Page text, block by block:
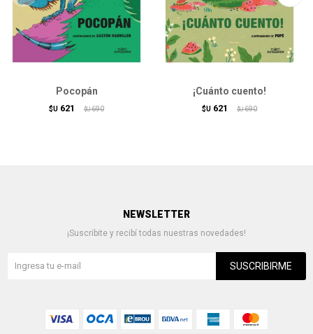
Pocopán
$U 621 $U 690
¡Cuánto cuento!
$U 621 $U 690
NEWSLETTER
¡Suscribite y recibí todas nuestras novedades!
SUSCRIBIRME